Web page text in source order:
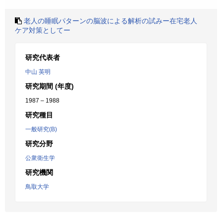
老人の睡眠パターンの脳波による解析の試みー在宅老人
ケア対策としてー
研究代表者
中山 英明
研究期間 (年度)
1987 – 1988
研究種目
一般研究(B)
研究分野
公衆衛生学
研究機関
鳥取大学